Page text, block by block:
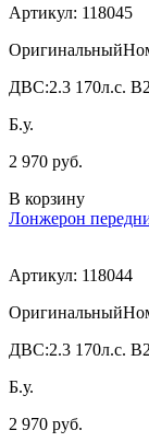
Артикул: 118045
ДВС:2.3 170л.с.
Б.у.
2 970 руб.
В корзину
Лонжерон
Артикул: 118044
ДВС:2.3 170л.с.
Б.у.
2 970 руб.